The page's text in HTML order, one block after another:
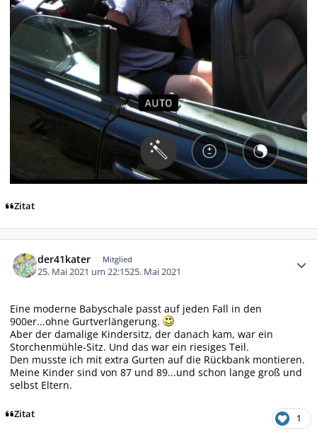
Zitat
der41kater Mitglied
25. Mai 2021 um 22:1525. Mai 2021
Eine moderne Babyschale passt auf jeden Fall in den
900er...ohne Gurtverlängerung.
Aber der damalige Kindersitz, der danach kam, war ein
Storchenmühle-Sitz. Und das war ein riesiges Teil.
Den musste ich mit extra Gurten auf die Rückbank montieren.
Meine Kinder sind von 87 und 89...und schon lange groß und
selbst Eltern.
Zitat 1